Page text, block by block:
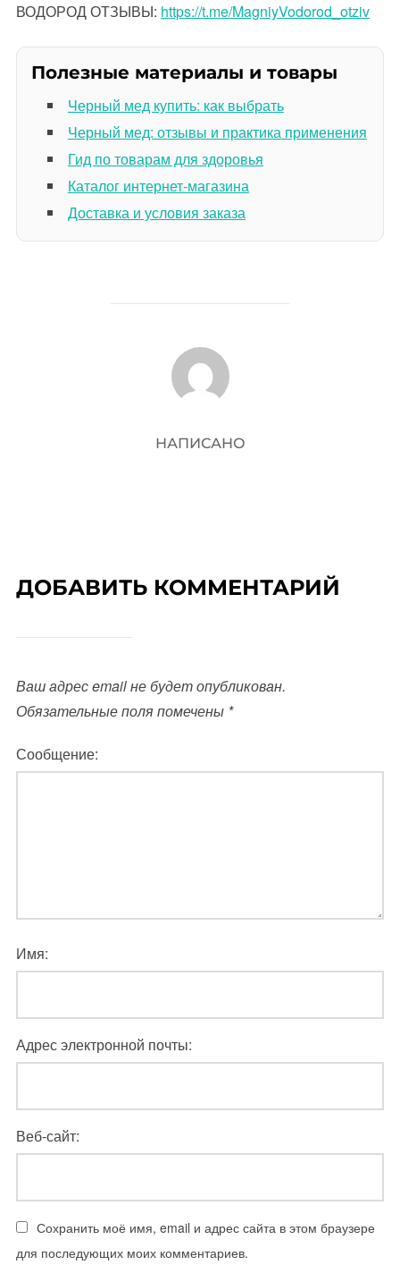
ВОДОРОД ОТЗЫВЫ: https://t.me/MagniyVodorod_otziv
Полезные материалы и товары
Черный мед купить: как выбрать
Черный мед: отзывы и практика применения
Гид по товарам для здоровья
Каталог интернет-магазина
Доставка и условия заказа
АВТОР ЗАПИСИ
НАПИСАНО
ДОБАВИТЬ КОММЕНТАРИЙ
Ваш адрес email не будет опубликован.
Обязательные поля помечены *
Сообщение:
Имя:
Адрес электронной почты:
Веб-сайт:
Сохранить моё имя, email и адрес сайта в этом браузере
для последующих моих комментариев.